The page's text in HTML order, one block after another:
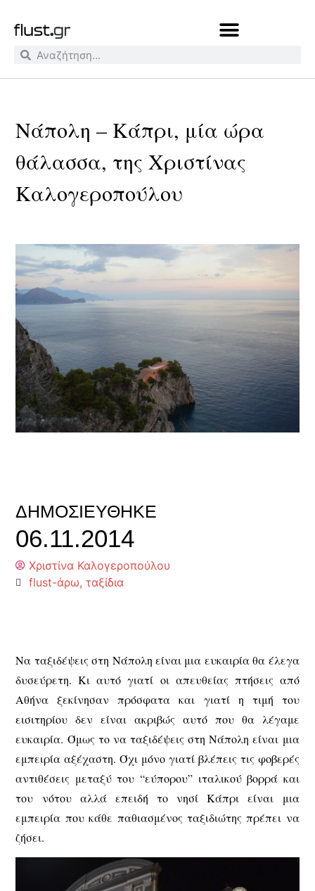
Νάπολη – Κάπρι, μία ώρα
θάλασσα, της Χριστίνας
Καλογεροπούλου
ΔΗΜΟΣΙΕΎΘΗΚΕ
06.11.2014
Χριστίνα Καλογεροπούλου
flust-άρω,ταξίδια
Να ταξιδέψεις στη Νάπολη είναι μια ευκαιρία θα έλεγα
δυσεύρετη. Κι αυτό γιατί οι απευθείας πτήσεις από
Αθήνα ξεκίνησαν πρόσφατα και γιατί η τιμή του
εισιτηρίου δεν είναι ακριβώς αυτό που θα λέγαμε
ευκαιρία. Όμως το να ταξιδέψεις στη Νάπολη είναι μια
εμπειρία αξέχαστη. Όχι μόνο γιατί βλέπεις τις φοβερές
αντιθέσεις μεταξύ του “εύπορου” ιταλικού βορρά και
του νότου αλλά επειδή το νησί Κάπρι είναι μια
εμπειρία που κάθε παθιασμένος ταξιδιώτης πρέπει να
ζήσει.